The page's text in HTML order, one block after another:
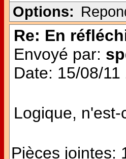
Options:
Re: En
Envoyé par:
Date: 15/08/11
Logique, n'est-
Pièces jointes: